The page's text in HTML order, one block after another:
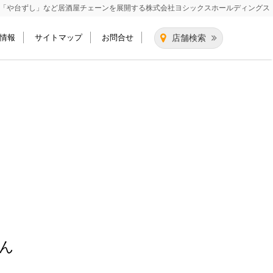
「や台ずし」など居酒屋チェーンを展開する株式会社ヨシックスホールディングス
店舗検索
報 サイトマップ お問合せ